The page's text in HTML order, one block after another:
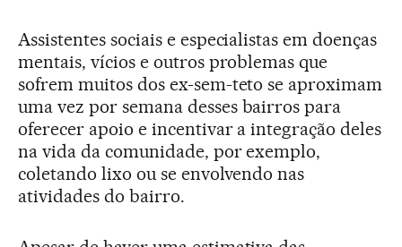
Assistentes sociais e especialistas em doenças
mentais, vícios e outros problemas que
sofrem muitos dos ex-sem-teto se aproximam
uma vez por semana desses bairros para
oferecer apoio e incentivar a integração deles
na vida da comunidade, por exemplo,
coletando lixo ou se envolvendo nas
atividades do bairro.